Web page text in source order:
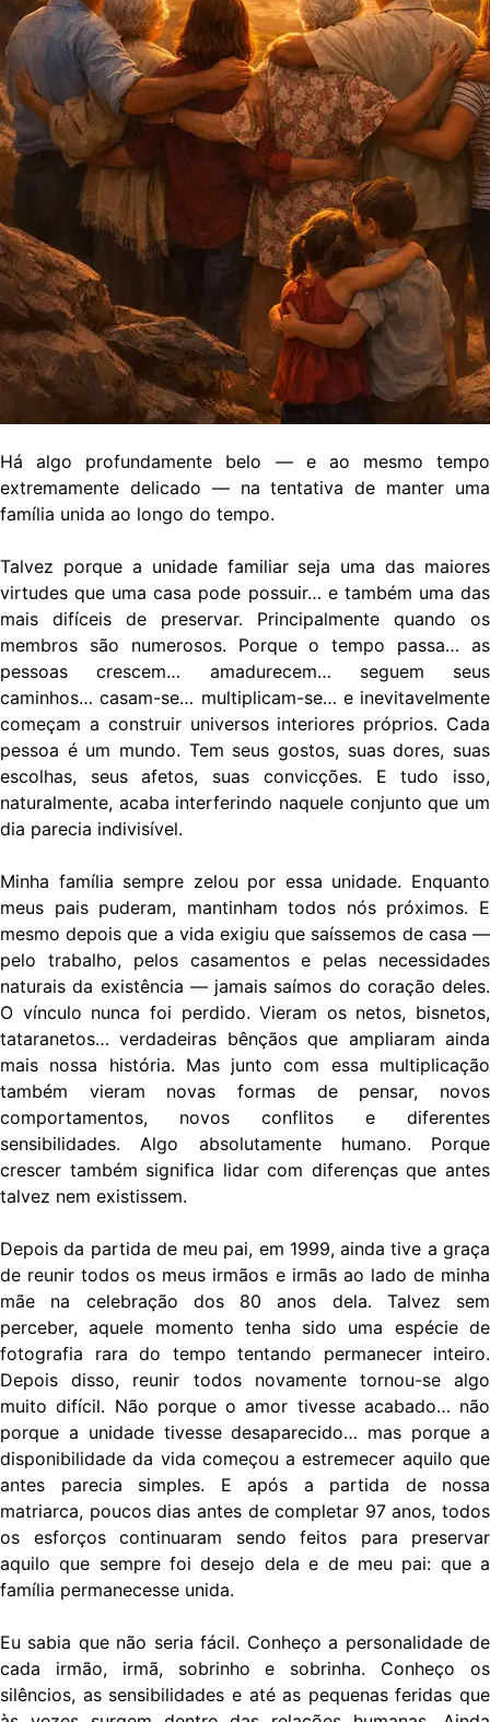
Há algo profundamente belo — e ao mesmo tempo
extremamente delicado — na tentativa de manter uma
família unida ao longo do tempo.
Talvez porque a unidade familiar seja uma das maiores
virtudes que uma casa pode possuir… e também uma das
mais difíceis de preservar. Principalmente quando os
membros são numerosos. Porque o tempo passa… as
pessoas crescem… amadurecem… seguem seus
caminhos… casam-se… multiplicam-se… e inevitavelmente
começam a construir universos interiores próprios. Cada
pessoa é um mundo. Tem seus gostos, suas dores, suas
escolhas, seus afetos, suas convicções. E tudo isso,
naturalmente, acaba interferindo naquele conjunto que um
dia parecia indivisível.
Minha família sempre zelou por essa unidade. Enquanto
meus pais puderam, mantinham todos nós próximos. E
mesmo depois que a vida exigiu que saíssemos de casa —
pelo trabalho, pelos casamentos e pelas necessidades
naturais da existência — jamais saímos do coração deles.
O vínculo nunca foi perdido. Vieram os netos, bisnetos,
tataranetos… verdadeiras bênçãos que ampliaram ainda
mais nossa história. Mas junto com essa multiplicação
também vieram novas formas de pensar, novos
comportamentos, novos conflitos e diferentes
sensibilidades. Algo absolutamente humano. Porque
crescer também significa lidar com diferenças que antes
talvez nem existissem.
Depois da partida de meu pai, em 1999, ainda tive a graça
de reunir todos os meus irmãos e irmãs ao lado de minha
mãe na celebração dos 80 anos dela. Talvez sem
perceber, aquele momento tenha sido uma espécie de
fotografia rara do tempo tentando permanecer inteiro.
Depois disso, reunir todos novamente tornou-se algo
muito difícil. Não porque o amor tivesse acabado… não
porque a unidade tivesse desaparecido… mas porque a
disponibilidade da vida começou a estremecer aquilo que
antes parecia simples. E após a partida de nossa
matriarca, poucos dias antes de completar 97 anos, todos
os esforços continuaram sendo feitos para preservar
aquilo que sempre foi desejo dela e de meu pai: que a
família permanecesse unida.
Eu sabia que não seria fácil. Conheço a personalidade de
cada irmão, irmã, sobrinho e sobrinha. Conheço os
silêncios, as sensibilidades e até as pequenas feridas que